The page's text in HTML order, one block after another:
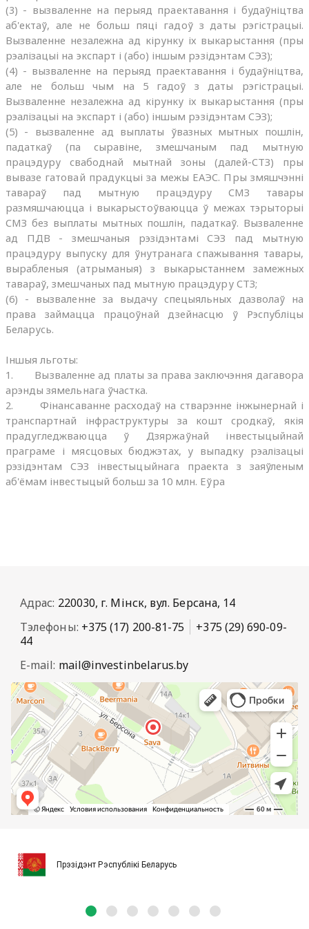
(3) - вызваленне на перыяд праектавання і будаўніцтва
аб'ектаў, але не больш пяці гадоў з даты рэгістрацыі.
Вызваленне незалежна ад кірунку іх выкарыстання (пры
рэалізацыі на экспарт і (або) іншым рэзідэнтам СЭЗ);
(4) - вызваленне на перыяд праектавання і будаўніцтва,
але не больш чым на 5 гадоў з даты рэгістрацыі.
Вызваленне незалежна ад кірунку іх выкарыстання (пры
рэалізацыі на экспарт і (або) іншым рэзідэнтам СЭЗ);
(5) - вызваленне ад выплаты ўвазных мытных пошлін,
падаткаў (па сыравіне, змешчаным пад мытную
працэдуру свабоднай мытнай зоны (далей-СТЗ) пры
вывазе гатовай прадукцыі за межы ЕАЭС. Пры змяшчэнні
тавараў пад мытную працэдуру СМЗ тавары
размяшчаюцца і выкарыстоўваюцца ў межах тэрыторыі
СМЗ без выплаты мытных пошлін, падаткаў. Вызваленне
ад ПДВ - змешчаныя рэзідэнтамі СЭЗ пад мытную
працэдуру выпуску для ўнутранага спажывання тавары,
вырабленыя (атрыманыя) з выкарыстаннем замежных
тавараў, змешчаных пад мытную працэдуру СТЗ;
(6) - вызваленне за выдачу спецыяльных дазволаў на
права займацца працоўнай дзейнасцю ў Рэспубліцы
Беларусь.
Іншыя льготы:
1. Вызваленне ад платы за права заключэння дагавора
арэнды зямельнага ўчастка.
2. Фінансаванне расходаў на стварэнне інжынернай і
транспартнай інфраструктуры за кошт сродкаў, якія
прадугледжваюцца ў Дзяржаўнай інвестыцыйнай
праграме і мясцовых бюджэтах, у выпадку рэалізацыі
рэзідэнтам СЭЗ інвестыцыйнага праекта з заяўленым
аб'ёмам інвестыцый больш за 10 млн. Еўра
Адрас: 220030, г. Мінск, вул. Берсана, 14
Тэлефоны: +375 (17) 200-81-75
+375 (29) 690-09-
44
E-mail: mail@investinbelarus.by
Прэзідэнт Рэспублікі Беларусь